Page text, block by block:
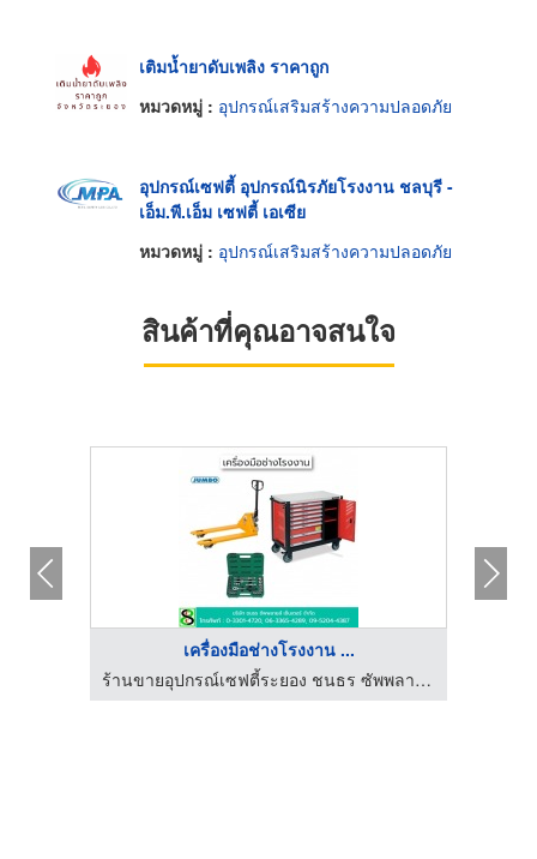
เติมน้ำยาดับเพลิง ราคาถูก
หมวดหมู่ : อุปกรณ์เสริมสร้างความปลอดภัย
อุปกรณ์เซฟตี้ อุปกรณ์นิรภัยโรงงาน ชลบุรี -
เอ็ม.พี.เอ็ม เซฟตี้ เอเซีย
หมวดหมู่ : อุปกรณ์เสริมสร้างความปลอดภัย
สินค้าที่คุณอาจสนใจ
เครื่องมือช่างโรงงาน ...
ร้านขายอุปกรณ์เซฟตี้ระยอง ชนธร ซัพพลายส์ เซ็นเตอร์